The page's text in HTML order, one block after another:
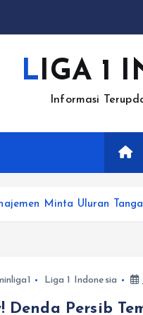
LIGA 1
Informasi
Minta Uluran
Liga 1 Indonesia
Denda Persib